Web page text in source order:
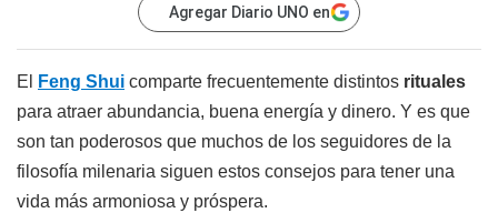
Agregar Diario UNO en
El Feng Shui comparte frecuentemente distintos rituales
para atraer abundancia, buena energía y dinero. Y es que
son tan poderosos que muchos de los seguidores de la
filosofía milenaria siguen estos consejos para tener una
vida más armoniosa y próspera.